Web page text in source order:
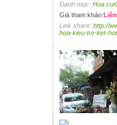
Danh mục: Hoa
Giá tham khảo
Link share: http://
hoa-kieu-tre-ket-